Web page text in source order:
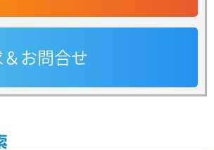
お問合せ